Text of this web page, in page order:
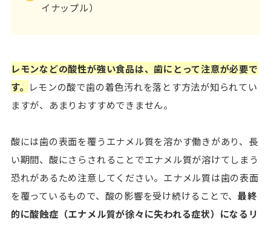
イナップル）
レモンなどの酸性が強い食品は、歯にとって注意が必要で
す。 レモンの酸で歯の着色汚れを落とす方法が知られてい
ますが、あまりおすすめできません。
酸には歯の表面を覆うエナメル質を溶かす働きがあり、長
い期間、酸にさらされることでエナメル質が溶けてしまう
恐れがあるため注意してください。エナメル質は歯の表面
を覆っているもので、酸の影響を受け続けることで、最終
的に酸蝕症（エナメル質が徐々に失われる症状）になるリ